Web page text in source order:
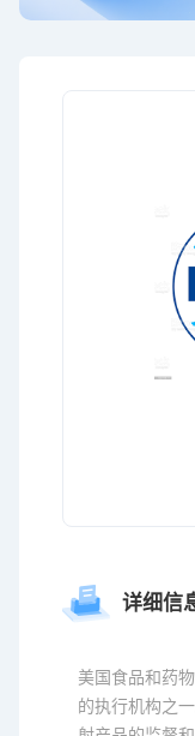
详细信
美国食品和药
的执行机构之